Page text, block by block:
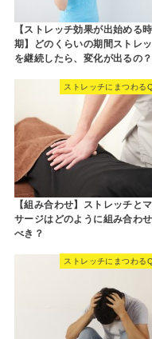
【ストレッチ効果が出始める時
期】どのくらいの期間ストレ
を継続したら、変化が出るの？
ストレッチにまつわる
【組み合わせ】ストレッチと
サージはどのように組み合わ
べき？
ストレッチにまつわる